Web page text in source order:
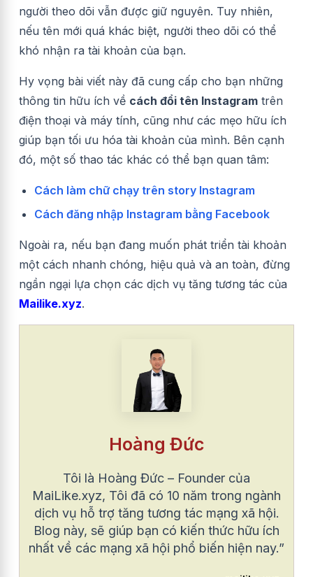
người theo dõi vẫn được giữ nguyên. Tuy nhiên,
nếu tên mới quá khác biệt, người theo dõi có thể
khó nhận ra tài khoản của bạn.
Hy vọng bài viết này đã cung cấp cho bạn những
thông tin hữu ích về cách đổi tên Instagram trên
điện thoại và máy tính, cũng như các mẹo hữu ích
giúp bạn tối ưu hóa tài khoản của mình. Bên cạnh
đó, một số thao tác khác có thể bạn quan tâm:
Cách làm chữ chạy trên story Instagram
Cách đăng nhập Instagram bằng Facebook
Ngoài ra, nếu bạn đang muốn phát triển tài khoản
một cách nhanh chóng, hiệu quả và an toàn, đừng
ngần ngại lựa chọn các dịch vụ tăng tương tác của
Mailike.xyz.
Hoàng Đức
Tôi là Hoàng Đức – Founder của
MaiLike.xyz, Tôi đã có 10 năm trong ngành
dịch vụ hỗ trợ tăng tương tác mạng xã hội.
Blog này, sẽ giúp bạn có kiến thức hữu ích
nhất về các mạng xã hội phổ biến hiện nay.”